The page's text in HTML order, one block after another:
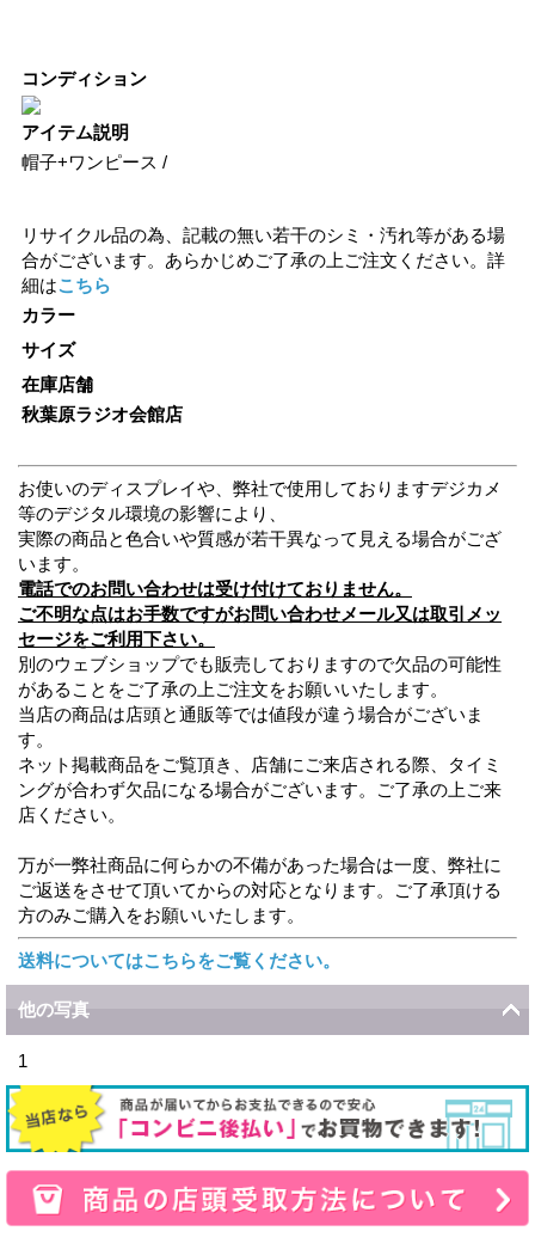
コンディション
アイテム説明
帽子+ワンピース /
リサイクル品の為、記載の無い若干のシミ・汚れ等がある場
合がございます。あらかじめご了承の上ご注文ください。詳
細はこちら
カラー
サイズ
在庫店舗
秋葉原ラジオ会館店
お使いのディスプレイや、弊社で使用しておりますデジカメ
等のデジタル環境の影響により、
実際の商品と色合いや質感が若干異なって見える場合がござ
います。
電話でのお問い合わせは受け付けておりません。
ご不明な点はお手数ですがお問い合わせメール又は取引メッ
セージをご利用下さい。
別のウェブショップでも販売しておりますので欠品の可能性
があることをご了承の上ご注文をお願いいたします。
当店の商品は店頭と通販等では値段が違う場合がございま
す。
ネット掲載商品をご覧頂き、店舗にご来店される際、タイミ
ングが合わず欠品になる場合がございます。ご了承の上ご来
店ください。
万が一弊社商品に何らかの不備があった場合は一度、弊社に
ご返送をさせて頂いてからの対応となります。ご了承頂ける
方のみご購入をお願いいたします。
送料についてはこちらをご覧ください。
他の写真
1